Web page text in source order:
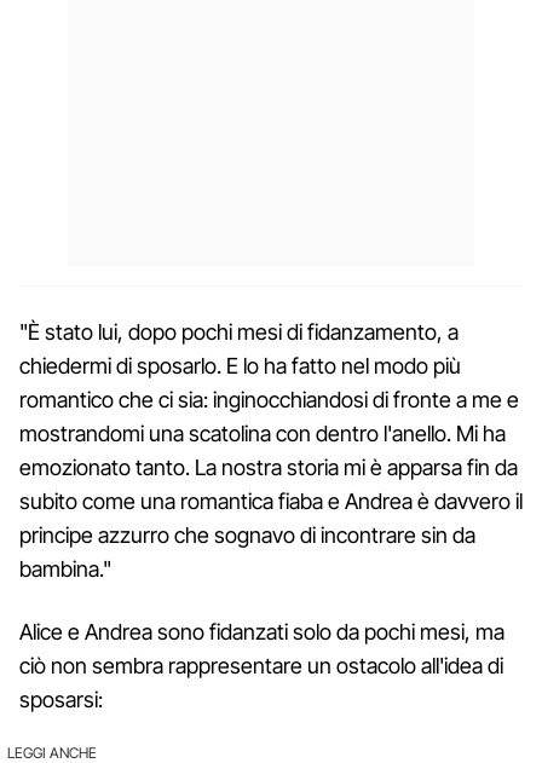
"È stato lui, dopo pochi mesi di fidanzamento, a
chiedermi di sposarlo. E lo ha fatto nel modo più
romantico che ci sia: inginocchiandosi di fronte a me e
mostrandomi una scatolina con dentro l'anello. Mi ha
emozionato tanto. La nostra storia mi è apparsa fin da
subito come una romantica fiaba e Andrea è davvero il
principe azzurro che sognavo di incontrare sin da
bambina."
Alice e Andrea sono fidanzati solo da pochi mesi, ma
ciò non sembra rappresentare un ostacolo all'idea di
sposarsi:
LEGGI ANCHE